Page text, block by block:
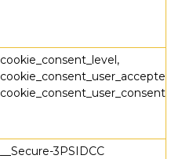
cookie_consent_level,
cookie_consent_user_accepted,
__Secure-3PSIDCC